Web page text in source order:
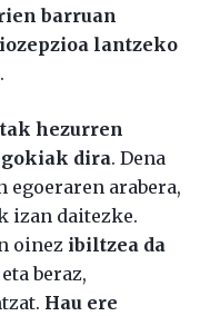
barruan
lantzeko
.
hezurren
dira. Dena
egoeraren arabera,
izan daitezke.
oinez ibiltzea da
beraz,
Hau ere